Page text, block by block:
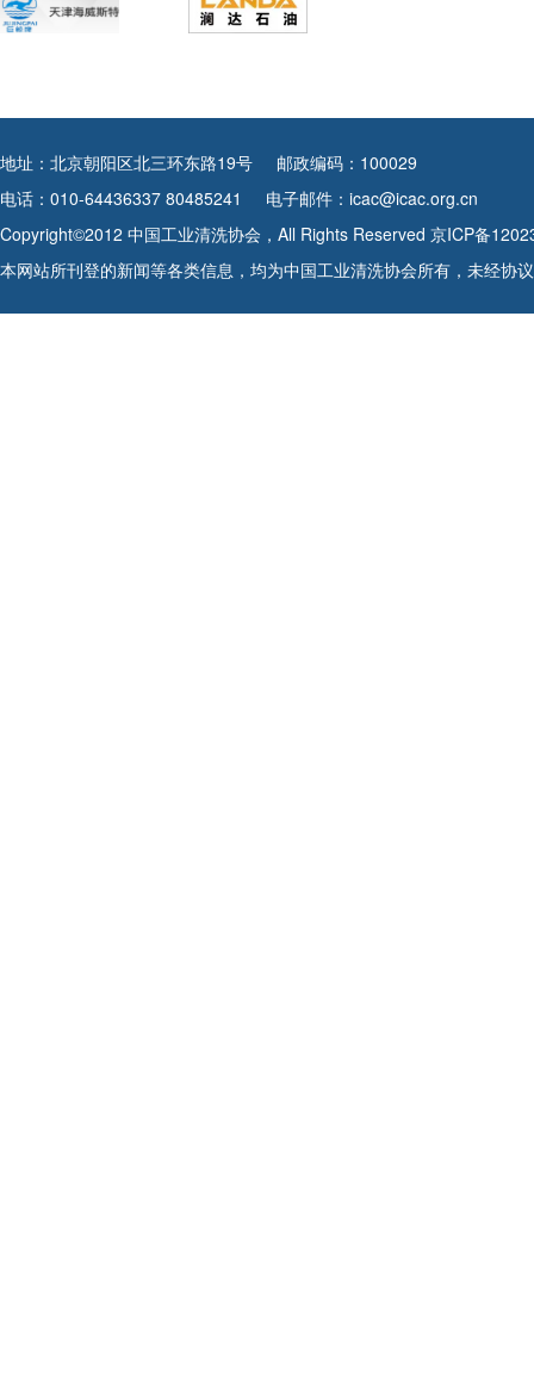
地址：北京朝阳区北三环东路19号
邮政编码：100029
电话：010-64436337 80485241
电子邮件：icac@icac.org.cn
Copyright©2012 中国工业清洗协会，All Rights Reserved 京ICP备
本网站所刊登的新闻等各类信息，均为中国工业清洗协会所有，未经协